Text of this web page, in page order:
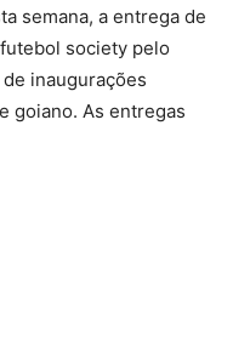
semana, a entrega de
society pelo
inaugurações
goiano. As entregas